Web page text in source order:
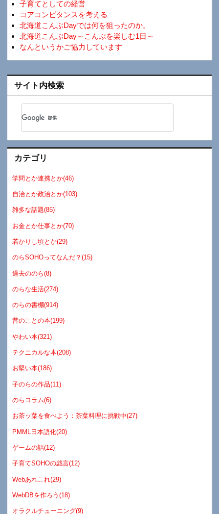
子育てとしての経営
コアコンピタンスを考える
北海道こんぶDayでは何を狙ったのか。
北海道こんぶDay～こんぶを楽しむ1日～
なんというかご協力しています
サイト内検索
カテゴリ
学問とか連携とか(46)
自治とか政治とか(103)
雑多な話題(85)
お金とか仕事とか(70)
若かりし頃とか(29)
のらSOHOってなんだ？(15)
過去ののら(8)
のらな生活(274)
のらの書棚(914)
昔のことの本(199)
やわい本(321)
テクニカルな本(208)
お堅い本(186)
子のらの作品(11)
のらコラム(6)
お茶ッ葉を食べよう：茶葉料理に挑戦中(27)
PMML日本語化(20)
ゲームの話(12)
子育てSOHOの戯言(12)
Webあれこれ(29)
WebDBを作ろう(18)
オラクルチューニング(9)